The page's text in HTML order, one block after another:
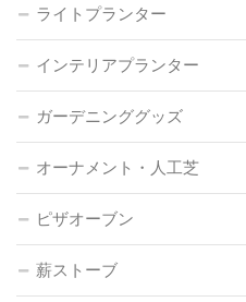
ライトプランター
インテリアプランター
ガーデニンググッズ
オーナメント・人工芝
ピザオーブン
薪ストーブ